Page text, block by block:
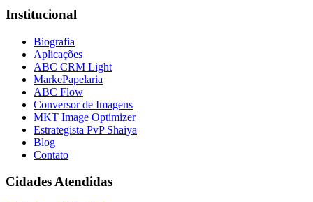
Institucional
Biografia
Aplicações
ABC CRM Light
MarkePapelaria
ABC Flow
Conversor de Imagens
MKT Image Optimizer
Estrategista PvP Shaiya
Blog
Contato
Cidades Atendidas